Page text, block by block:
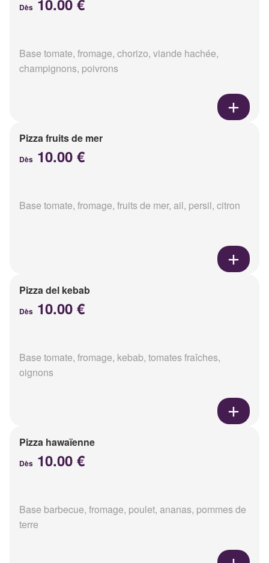
Dès
Base tomate, fromage, chorizo, viande hachée,
champignons, poivrons
Pizza fruits de mer
Dès 10.00 €
Base tomate, fromage, fruits de mer, ail, persil, citron
Pizza del kebab
Dès 10.00 €
Base tomate, fromage, kebab, tomates fraîches,
oignons
Pizza hawaïenne
Dès 10.00 €
Base barbecue, fromage, poulet, ananas, pommes de
terre